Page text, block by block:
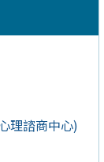
理諮商中心)